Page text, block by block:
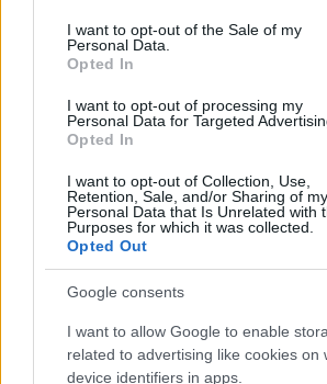
consent section.
I want to opt-out of the Sale of my
Personal Data.
Opted In
I want to opt-out of processing my
Personal Data for Targeted
Opted In
I want to opt-out of Collection, Use,
Retention, Sale, and/or Sharing of my
Personal Data that Is Unrelated with
Purposes for which it was collected.
Opted Out
Google consents
I want to allow Google to enable
related to advertising like cookies on
device identifiers in apps.
Πιο δημοφιλή
Σέρρες: Βίντεο ντοκουμέντο
τροχαίο με νεκρούς μητέρα
οδηγός του φορτηγού
σύγκρουση
Λένα Σαμαρά: Συγκίνηση
για τον έναν χρόνο από τον
κόρης του Αντώνη Σαμαρά
Τουρίστας ρωτούσε πόσο να
να ασελγήσει σε 10χρονο
καθόταν αμέριμνο σε αυλή